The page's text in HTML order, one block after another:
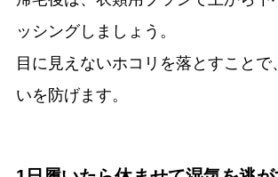
ッシングしましょう。
目に見えないホコリを落とすことで
いを防げます。